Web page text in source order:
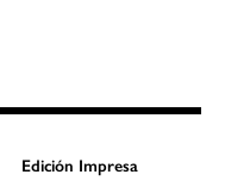
Edición Impresa